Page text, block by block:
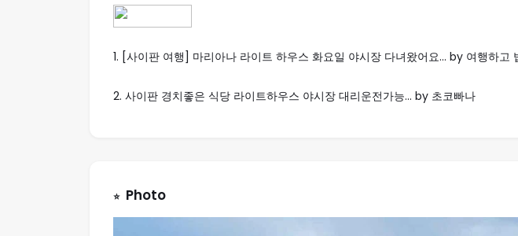
1. [사이판 여행] 마리아나 라이트 하우스 화요일 야시장 다녀왔어요... by 여행하고
2. 사이판 경치좋은 식당 라이트하우스 야시장 대리운전가능... by 초코빠나
Photo